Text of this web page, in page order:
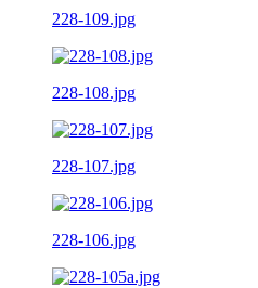
228-109.jpg
228-108.jpg
228-107.jpg
228-106.jpg